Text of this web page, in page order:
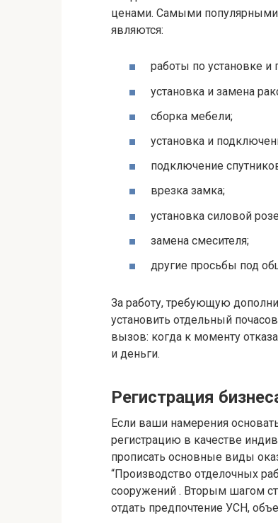
ценами. Самыми
являются:
работы по установке
установка и замена
сборка мебели;
установка и
подключение
врезка замка;
установка силовой
замена смесителя;
другие просьбы под
За работу, требующую
установить отдельный
вызов: когда к моменту
и деньги.
Регистрация
Если ваши намерения
регистрацию в качестве
прописать основные виды
“Производство отделочных
сооружений . Вторым шагом
отдать предпочтение УСН,